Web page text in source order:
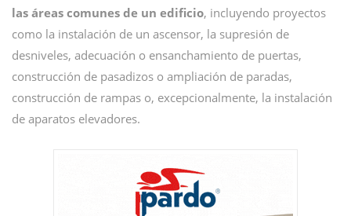
las áreas comunes de un edificio, incluyendo proyectos
como la instalación de un ascensor, la supresión de
desniveles, adecuación o ensanchamiento de puertas,
construcción de pasadizos o ampliación de paradas,
construcción de rampas o, excepcionalmente, la instalación
de aparatos elevadores.